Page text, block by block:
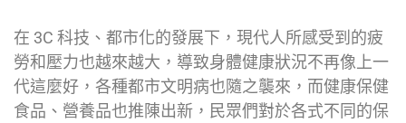
在 3C 科技、都市化的發展下，現代人所感受到的疲
勞和壓力也越來越大，導致身體健康狀況不再像上一
代這麼好，各種都市文明病也隨之襲來，而健康保健
食品、營養品也推陳出新，民眾們對於各式不同的保